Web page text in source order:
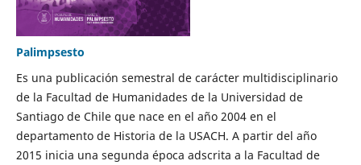
Palimpsesto
Es una publicación semestral de carácter multidisciplinario
de la Facultad de Humanidades de la Universidad de
Santiago de Chile que nace en el año 2004 en el
departamento de Historia de la USACH. A partir del año
2015 inicia una segunda época adscrita a la Facultad de